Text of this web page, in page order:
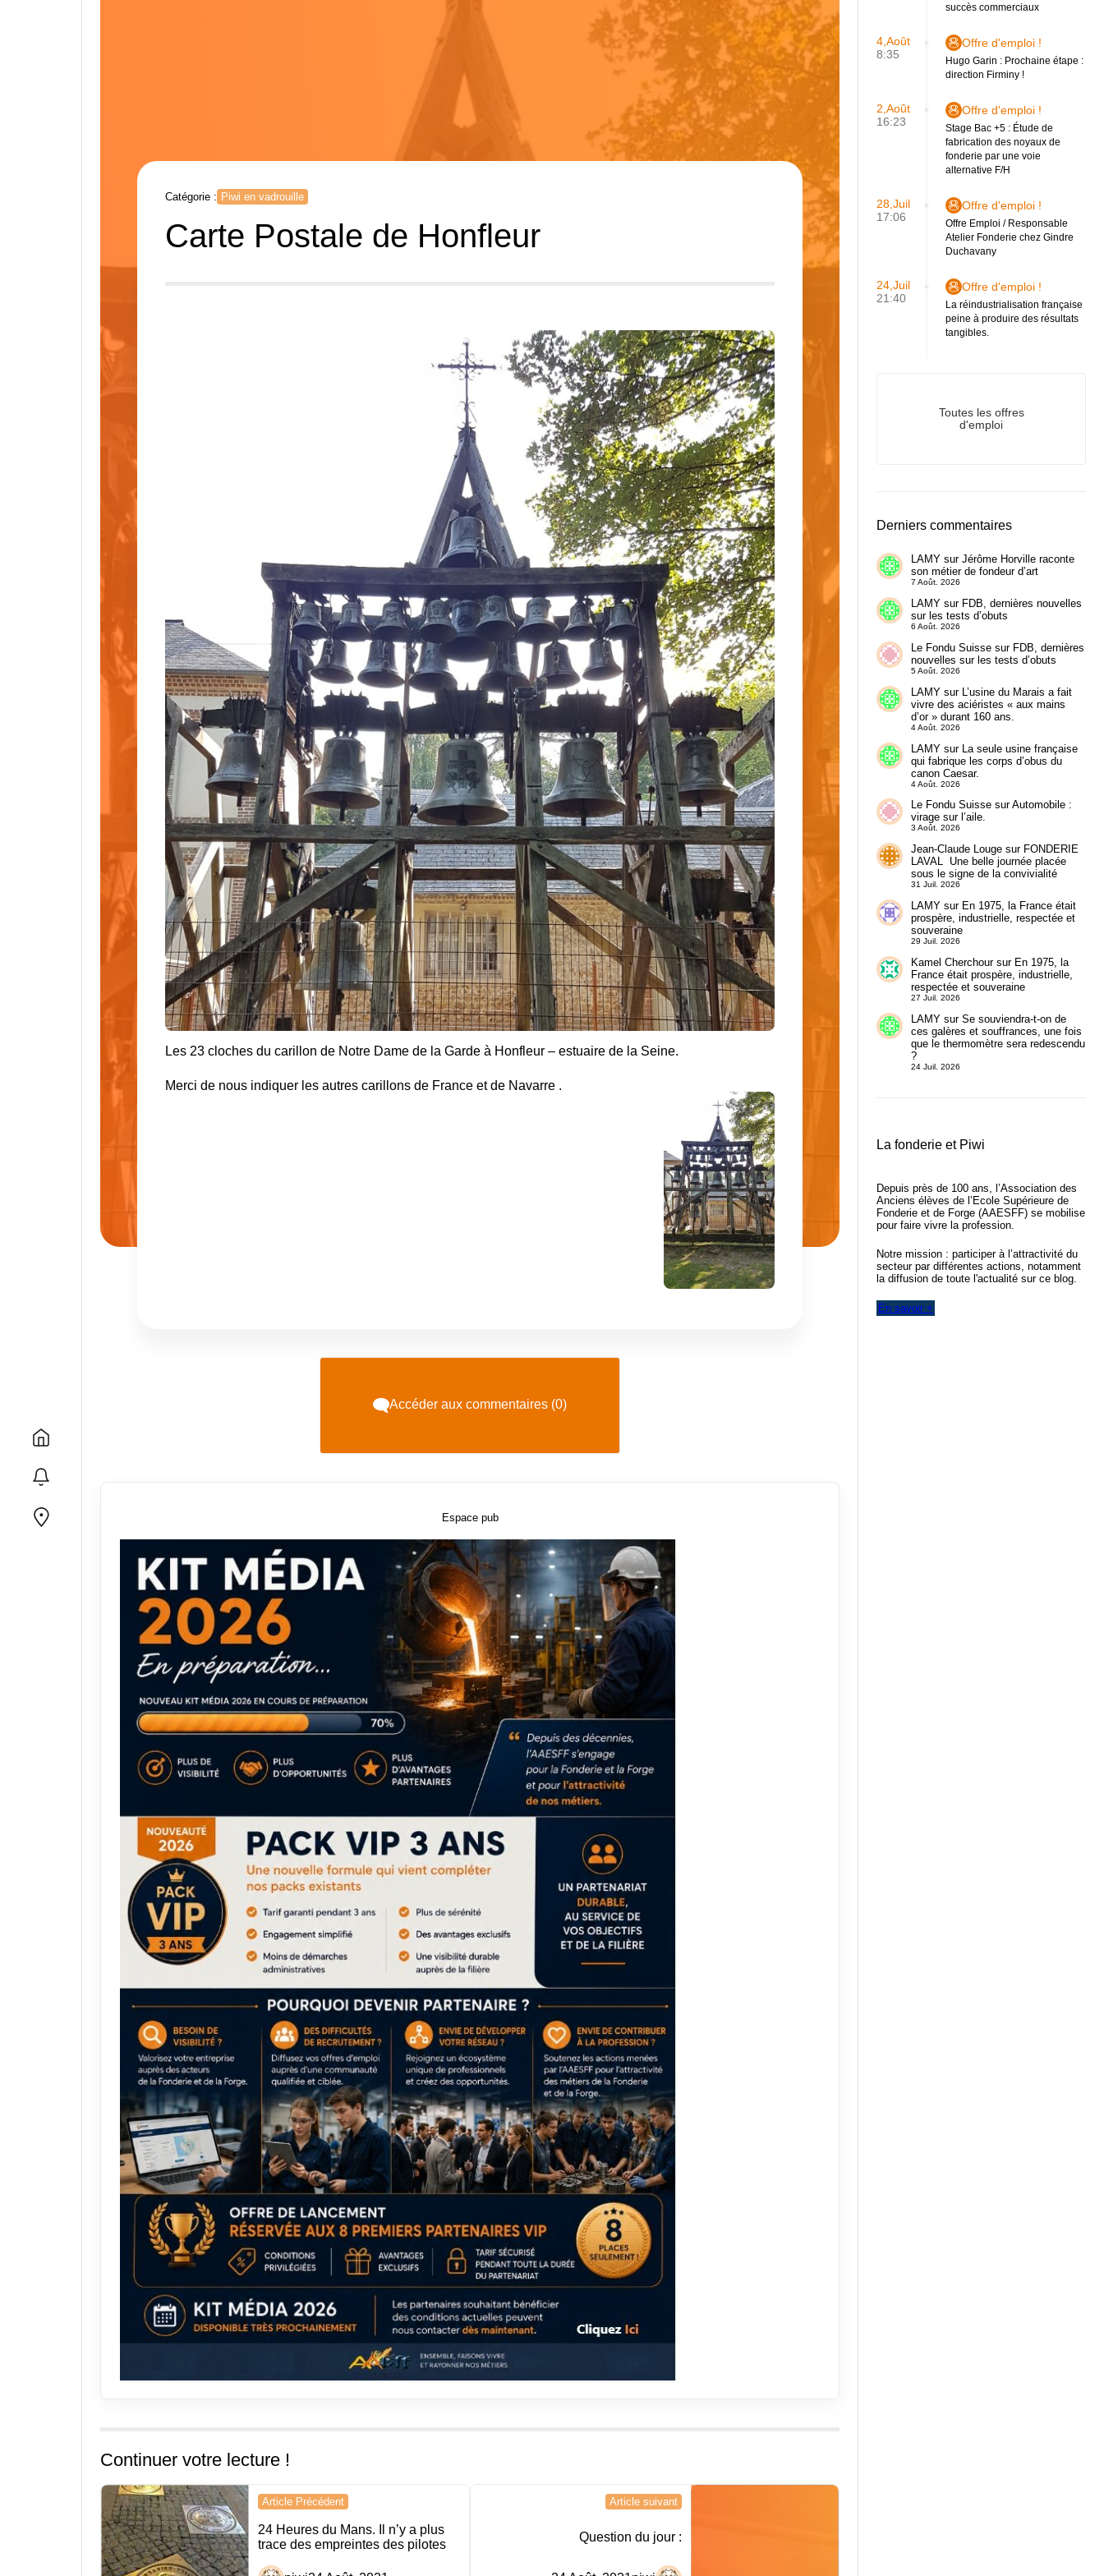
Catégorie : Piwi en vadrouille
Carte Postale de Honfleur
Les 23 cloches du carillon de Notre Dame de la Garde à Honfleur – estuaire de la Seine.
Merci de nous indiquer les autres carillons de France et de Navarre .
Accéder aux commentaires (0)
Espace pub
Continuer votre lecture !
Navigation
de
l’article
Article Précédent
24 Heures du Mans. Il n’y a plus
trace des empreintes des pilotes
Article suivant
Question du jour :
succès commerciaux
4,Août
8:35
Offre d'emploi !
Hugo Garin : Prochaine étape :
direction Firminy !
2,Août
16:23
Offre d'emploi !
Stage Bac +5 : Étude de
fabrication des noyaux de
fonderie par une voie
alternative F/H
28,Juil
17:06
Offre d'emploi !
Offre Emploi / Responsable
Atelier Fonderie chez Gindre
Duchavany
24,Juil
21:40
Offre d'emploi !
La réindustrialisation française
peine à produire des résultats
tangibles.
Toutes les offres
d'emploi
Derniers commentaires
LAMYsur Jérôme Horville raconte
son métier de fondeur d’art
7 Août. 2026
LAMYsur FDB, dernières nouvelles
sur les tests d’obuts
6 Août. 2026
Le Fondu Suissesur FDB, dernières
nouvelles sur les tests d’obuts
5 Août. 2026
LAMYsur L’usine du Marais a fait
vivre des aciéristes « aux mains
d’or » durant 160 ans.
4 Août. 2026
LAMYsur La seule usine française
qui fabrique les corps d’obus du
canon Caesar.
4 Août. 2026
Le Fondu SuissesurAutomobile :
virage sur l’aile.
3 Août. 2026
Jean-Claude Lougesur FONDERIE
LAVAL Une belle journée placée
sous le signe de la convivialité
31 Juil. 2026
LAMYsur En 1975, la France était
prospère, industrielle, respectée et
souveraine
29 Juil. 2026
Kamel Cherchoursur En 1975, la
France était prospère, industrielle,
respectée et souveraine
27 Juil. 2026
LAMYsur Se souviendra-t-on de
ces galères et souffrances, une fois
que le thermomètre sera redescendu
?
24 Juil. 2026
La fonderie et Piwi
Depuis près de 100 ans, l’Association des
Anciens élèves de l’Ecole Supérieure de
Fonderie et de Forge (AAESFF) se mobilise
pour faire vivre la profession.
Notre mission : participer à l’attractivité du
secteur par différentes actions, notamment
la diffusion de toute l'actualité sur ce blog.
En savoir +